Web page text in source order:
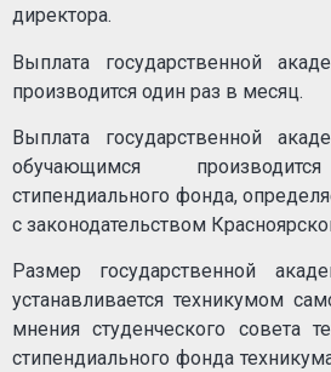
директора.
Выплата государственной
производится один раз в месяц.
Выплата государственной
обучающимся
стипендиального фонда,
с законодательством
Размер государственной
устанавливается техникумом
мнения студенческого совета
стипендиального фонда